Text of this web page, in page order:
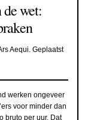
wet:
Aequi. Geplaatst
werken ongeveer
voor minder dan
bruto per uur. Dat